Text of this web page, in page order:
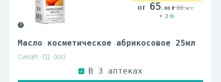
Масло косметическое абрикосовое 25мл
СиНаМ ТД ООО
65 .00 66.00
+ 2